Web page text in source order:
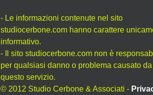
- Le informazioni contenute nel sito
studiocerbone.com hanno carattere
informativo.
- Il sito studiocerbone.com non è
per qualsiasi danno o problema causato da
questo servizio.
© 2012 Studio Cerbone & Associati -